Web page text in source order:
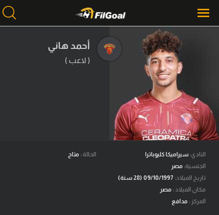
محتوى إخباري
الرئيسية
أخبار
مباريات
ميركاتو
فانتازي في الجول
مسابقة التوقعات
فيديوهات
أحمد هاني
( لاعب )
النادي: سيراميكا كليوباترا
الجنسية: مصر
تاريخ الميلاد:
مكان الميلاد : مصر
المركز : مدافع
الحالة : متاح